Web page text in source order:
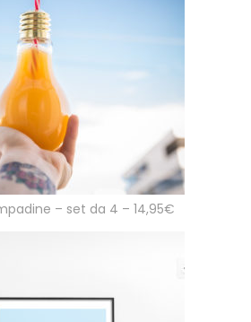
– set da 4 – 14,95€